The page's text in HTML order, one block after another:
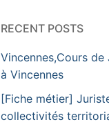
RECENT POSTS
Vincennes,Cours
à Vincennes
[Fiche métier]
collectivités